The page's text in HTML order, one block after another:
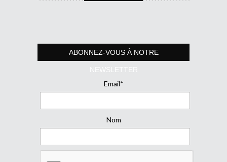
ABONNEZ-VOUS À NOTRE
NEWSLETTER
Email*
Nom